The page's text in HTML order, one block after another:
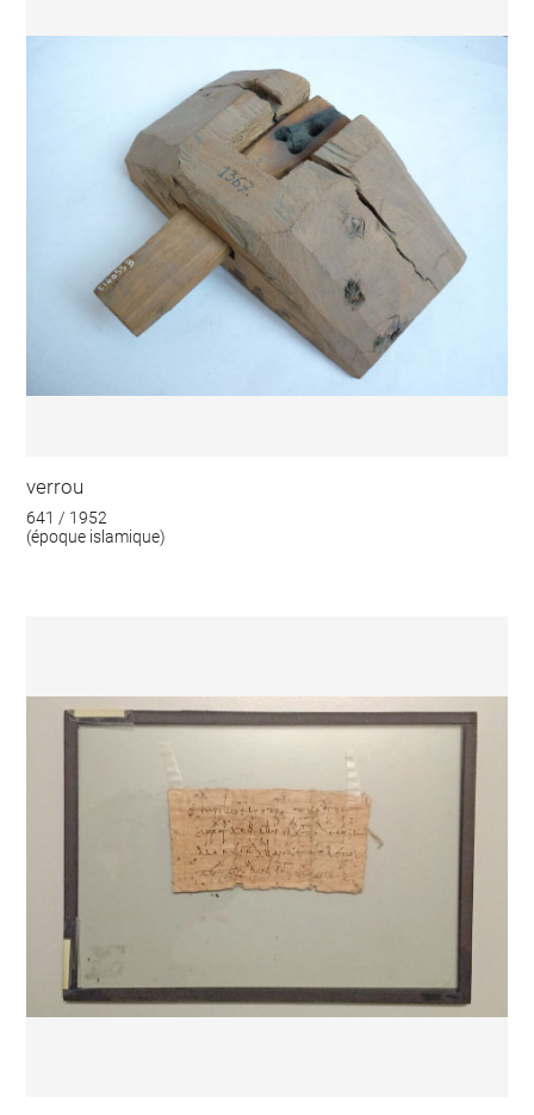
verrou
641 / 1952
(époque islamique)